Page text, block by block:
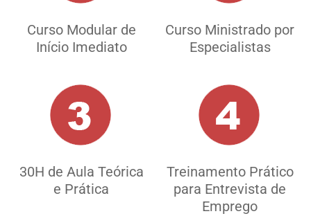
Curso Modular de
Início Imediato
Curso Ministrado por
Especialistas
30H de Aula Teórica
e Prática
Treinamento Prático
para Entrevista de
Emprego